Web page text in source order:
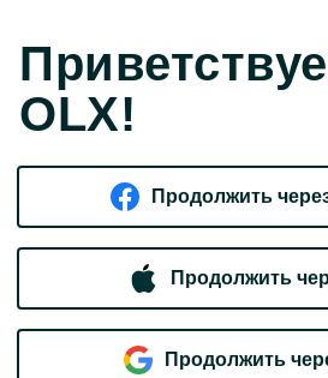
OLX!
Продолжить
Продолжить
Продолжить